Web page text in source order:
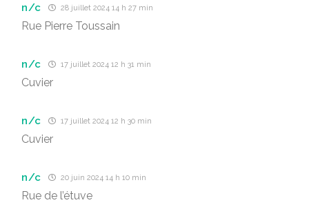
n/c 28 juillet 2024 14 h 27 min
Rue Pierre Toussain
n/c 17 juillet 2024 12 h 31 min
Cuvier
n/c 17 juillet 2024 12 h 30 min
Cuvier
n/c 20 juin 2024 14 h 10 min
Rue de l’étuve